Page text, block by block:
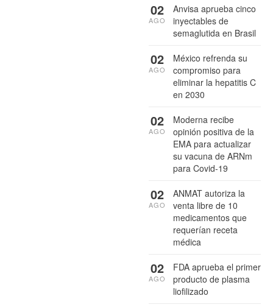
Anvisa aprueba cinco
inyectables de
semaglutida en Brasil
02
AGO
México refrenda su
compromiso para
eliminar la hepatitis C
en 2030
02
AGO
Moderna recibe
opinión positiva de la
EMA para actualizar
su vacuna de ARNm
para Covid-19
02
AGO
ANMAT autoriza la
venta libre de 10
medicamentos que
requerían receta
médica
02
AGO
FDA aprueba el primer
producto de plasma
liofilizado
02
AGO